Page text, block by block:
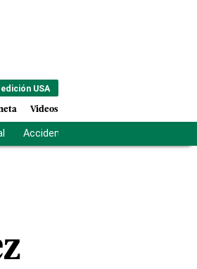
USA
Videos
Accidente Los Ríos